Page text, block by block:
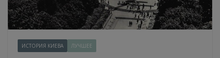
ИСТОРИЯ КИЕВА ЛУЧШЕЕ